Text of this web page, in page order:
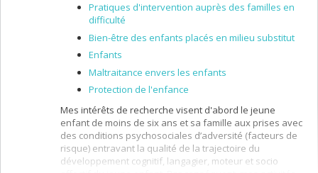
Pratiques d'intervention auprès des familles en
difficulté
Bien-être des enfants placés en milieu substitut
Enfants
Maltraitance envers les enfants
Protection de l'enfance
Mes intérêts de recherche visent d'abord le jeune
enfant de moins de six ans et sa famille aux prises avec
des conditions psychosociales d’adversité (facteurs de
risque) entravant la qualité de la trajectoire du
développement cognitif, langagier, moteur et socio